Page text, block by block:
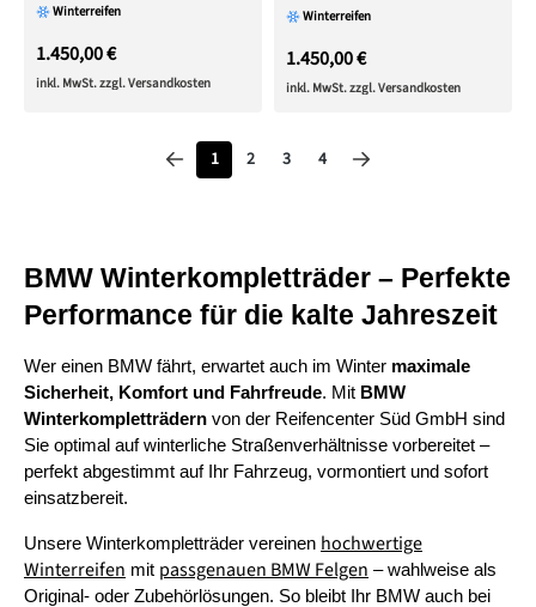
Winterreifen
1.450,00 €
inkl. MwSt. zzgl. Versandkosten
Winterreifen
1.450,00 €
inkl. MwSt. zzgl. Versandkosten
Seite
1 Seite
2 Seite
3 Seite
4
BMW Winterkompletträder – Perfekte
Performance für die kalte Jahreszeit
Wer einen BMW fährt, erwartet auch im Winter maximale
Sicherheit, Komfort und Fahrfreude. Mit BMW
Winterkompletträdern von der Reifencenter Süd GmbH sind
Sie optimal auf winterliche Straßenverhältnisse vorbereitet –
perfekt abgestimmt auf Ihr Fahrzeug, vormontiert und sofort
einsatzbereit.
Unsere Winterkompletträder vereinen hochwertige
Winterreifen mit passgenauen BMW Felgen – wahlweise als
Original- oder Zubehörlösungen. So bleibt Ihr BMW auch bei